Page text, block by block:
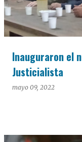
Inauguraron el
Justicialista
mayo 09, 2022